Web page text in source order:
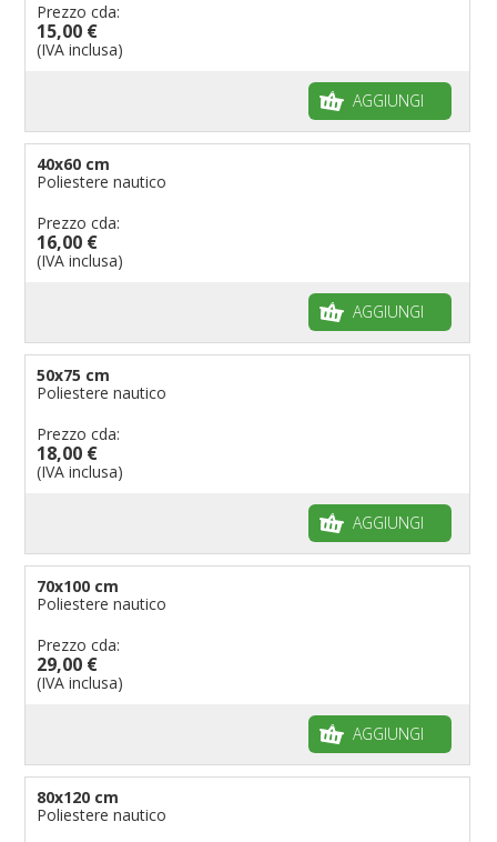
Prezzo cda:
15,00 €
(IVA inclusa)
AGGIUNGI
40x60 cm
Poliestere nautico
Prezzo cda:
16,00 €
(IVA inclusa)
AGGIUNGI
50x75 cm
Poliestere nautico
Prezzo cda:
18,00 €
(IVA inclusa)
AGGIUNGI
70x100 cm
Poliestere nautico
Prezzo cda:
29,00 €
(IVA inclusa)
AGGIUNGI
80x120 cm
Poliestere nautico